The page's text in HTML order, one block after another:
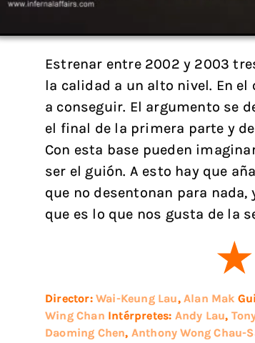
Estrenar entre 2002 y 2003
la calidad a un alto nivel. En el
a conseguir. El argumento se
el final de la primera parte y
Con esta base pueden
ser el guión. A esto hay que
que no desentonan para nada,
que es lo que nos gusta de la
Director: Wai-Keung Lau,Alan Mak
Wing Chan Intérpretes: Andy Lau,
Daoming Chen, Anthony Wong Chau-